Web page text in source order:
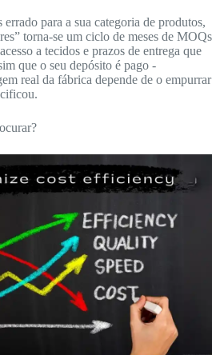
errado para a sua categoria de produtos,
torna-se um ciclo de meses de MOQs
a tecidos e prazos de entrega que
que o seu depósito é pago -
real da fábrica depende de o empurrar